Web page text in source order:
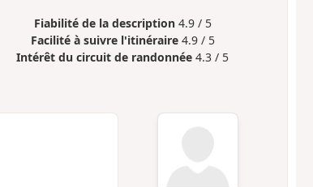
Fiabilité de la description 4.9 / 5
Facilité à suivre l'itinéraire 4.9 / 5
Intérêt du circuit de randonnée 4.3 / 5